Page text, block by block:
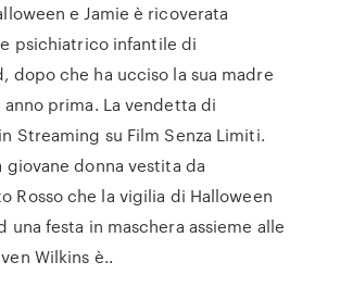
e Jamie è ricoverata
psichiatrico infantile di
dopo che ha ucciso la sua madre
prima. La vendetta di
Streaming su Film Senza Limiti.
giovane donna vestita da
Rosso che la vigilia di Halloween
una festa in maschera assieme alle
Wilkins è..